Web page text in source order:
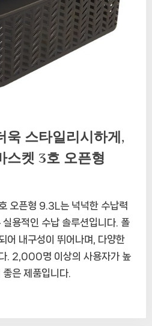
욱 스타일리시하게,
스켓 3호 오픈형
오픈형 9.3L는 넉넉한 수납력
용적인 수납 솔루션입니다. 폴
어 내구성이 뛰어나며, 다양한
. 2,000명 이상의 사용자가 높
은 제품입니다.